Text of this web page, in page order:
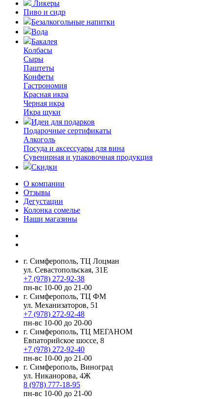
Ликеры
Пиво и сидр
Безалкогольные напитки
Вода
Бакалея
Колбасы
Сыры
Паштеты
Конфеты
Гастрономия
Красная икра
Черная икра
Икра щуки
Идеи для подарков
Подарочные сертификаты
Алкоголь
Посуда и аксессуары для вина
Сувенирная и упаковочная продукция
Скидки
О компании
Отзывы
Дегустации
Колонка сомелье
Наши магазины
г. Симферополь, ТЦ Лоцман
ул. Севастопольская, 31Е
+7 (978) 272-92-38
пн-вс 10-00 до 21-00
г. Симферополь, ТЦ ФМ
ул. Механизаторов, 51
+7 (978) 272-92-48
пн-вс 10-00 до 20-00
г. Симферополь, ТЦ МЕГАНОМ
Евпаторийское шоссе, 8
+7 (978) 272-92-40
пн-вс 10-00 до 21-00
г. Симферополь, Виноград
ул. Никанорова, 4Ж
8 (978) 777-18-95
пн-вс 10-00 до 21-00